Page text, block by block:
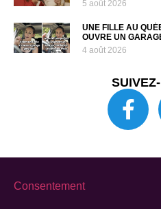
5 août 2026
UNE FILLE AU
OUVRE UN
4 août 2026
Consentement